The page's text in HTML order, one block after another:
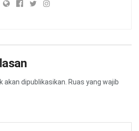
akan dipublikasikan. Ruas yang wajib